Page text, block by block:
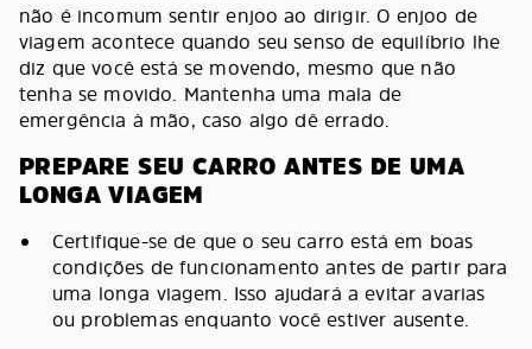
não é incomum sentir enjoo ao dirigir. O enjoo de
viagem acontece quando seu senso de equilíbrio lhe
diz que você está se movendo, mesmo que não
tenha se movido. Mantenha uma mala de
emergência à mão, caso algo dê errado.
PREPARE SEU CARRO ANTES DE UMA
LONGA VIAGEM
Certifique-se de que o seu carro está em boas
condições de funcionamento antes de partir para
uma longa viagem. Isso ajudará a evitar avarias
ou problemas enquanto você estiver ausente.